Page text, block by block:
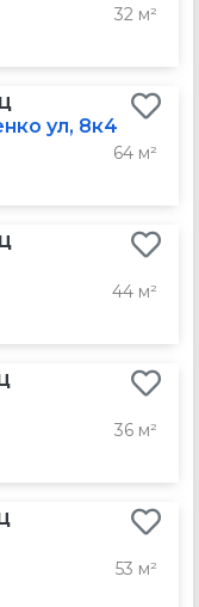
32 м²
ул, 8к4
64 м²
44 м²
36 м²
53 м²